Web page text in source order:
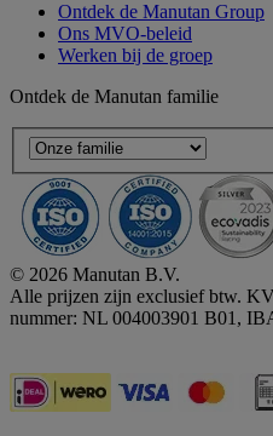
Ontdek de Manutan Group
Ons MVO-beleid
Werken bij de groep
Ontdek de Manutan familie
© 2026 Manutan B.V.
Alle prijzen zijn exclusief btw.
nummer: NL 004003901 B01,